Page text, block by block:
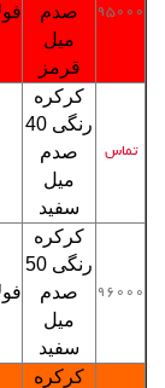
95000
صدم
میل
قرمز
تماس
کرکره
رنگی 40
صدم
میل
سفید
96000
کرکره
رنگی
50
صدم
میل
سفید
کرکره